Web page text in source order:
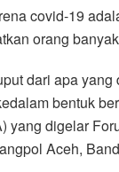
t
s
p
p
e
e
g
a
m
i
l
covid-19
orang
dari apa
bentuk
yang digelar
Aceh,